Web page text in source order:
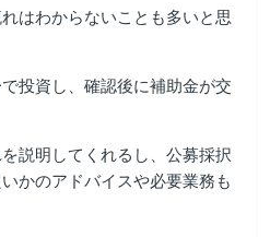
はわからないことも多いと思
投資し、確認後に補助金が交
説明してくれるし、公募採択
かのアドバイスや必要業務も